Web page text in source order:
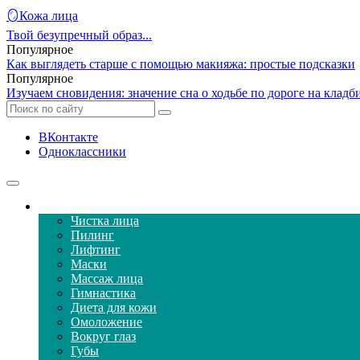
🪞Кожа лица
Твой безупречный образ...
Популярное
Как выглядеть старше с помощью макияжа: простые подсказки
Популярное
Изучаем сновидения: значение сна о ходьбе по дороге на
ВКонтакте
Одноклассники
Чистка лица
Пилинг
Лифтинг
Маски
Массаж лица
Гимнастика
Диета для кожи
Омоложение
Вокруг глаз
Губы